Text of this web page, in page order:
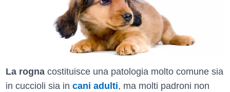
La rogna costituisce una patologia molto comune sia
in cuccioli sia in cani adulti, ma molti padroni non